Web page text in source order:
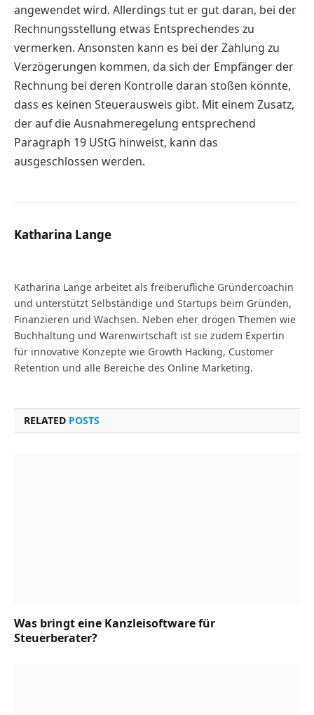
angewendet wird. Allerdings tut er gut daran, bei der
Rechnungsstellung etwas Entsprechendes zu
vermerken. Ansonsten kann es bei der Zahlung zu
Verzögerungen kommen, da sich der Empfänger der
Rechnung bei deren Kontrolle daran stoßen könnte,
dass es keinen Steuerausweis gibt. Mit einem Zusatz,
der auf die Ausnahmeregelung entsprechend
Paragraph 19 UStG hinweist, kann das
ausgeschlossen werden.
Katharina Lange
Katharina Lange arbeitet als freiberufliche Gründercoachin
und unterstützt Selbständige und Startups beim Gründen,
Finanzieren und Wachsen. Neben eher drögen Themen wie
Buchhaltung und Warenwirtschaft ist sie zudem Expertin
für innovative Konzepte wie Growth Hacking, Customer
Retention und alle Bereiche des Online Marketing.
RELATED POSTS
Was bringt eine Kanzleisoftware für
Steuerberater?